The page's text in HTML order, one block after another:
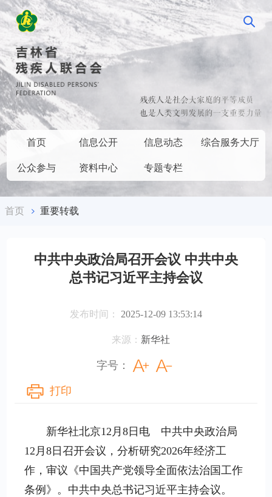
首页 信息公开 信息动态 综合服务大厅
公众参与 资料中心 专题专栏
首页 重要转载
中共中央政治局召开会议 中共中央
总书记习近平主持会议
发布时间： 2025-12-09 13:53:14
来源： ​新华社
字号：
打印
新华社北京12月8日电 中共中央政治局
12月8日召开会议，分析研究2026年经济工
作，审议《中国共产党领导全面依法治国工作
条例》。中共中央总书记习近平主持会议。